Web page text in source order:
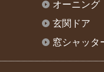
オーニング
玄関ドア
窓シャッタ